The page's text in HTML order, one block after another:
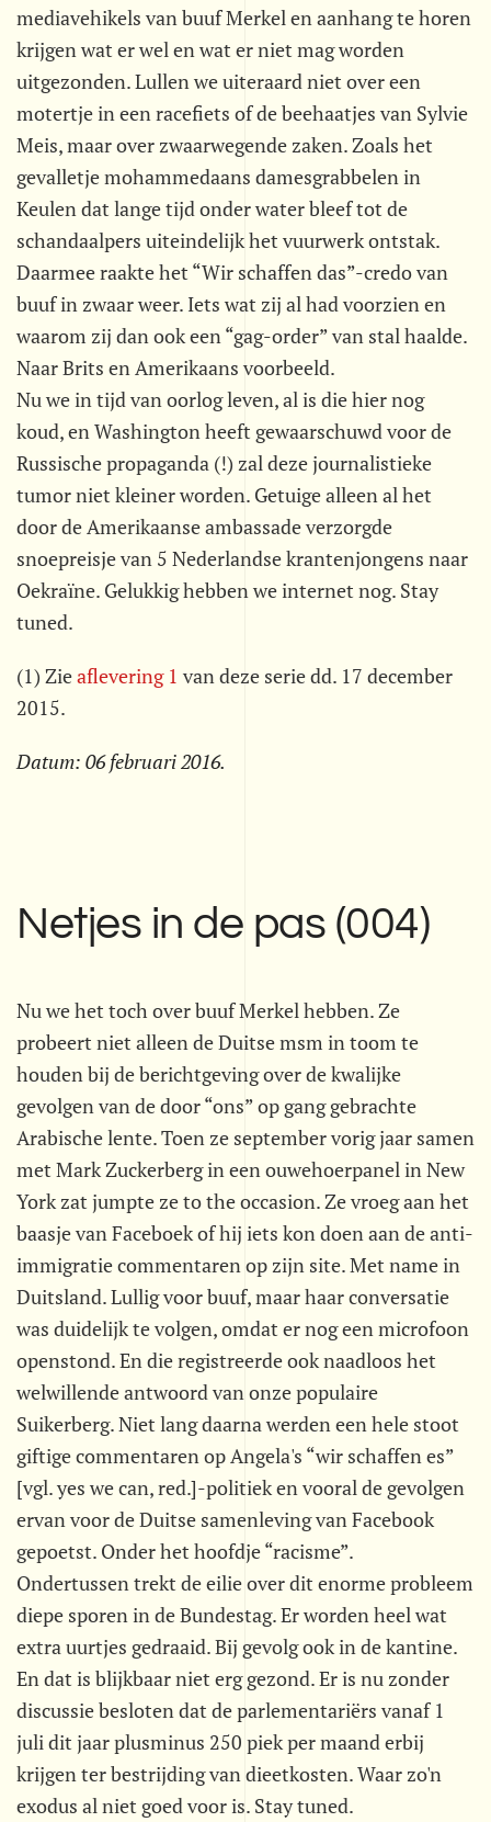
mediavehikels van buuf Merkel en aanhang te horen
krijgen wat er wel en wat er niet mag worden
uitgezonden. Lullen we uiteraard niet over een
motertje in een racefiets of de beehaatjes van Sylvie
Meis, maar over zwaarwegende zaken. Zoals het
gevalletje mohammedaans damesgrabbelen in
Keulen dat lange tijd onder water bleef tot de
schandaalpers uiteindelijk het vuurwerk ontstak.
Daarmee raakte het “Wir schaffen das”-credo van
buuf in zwaar weer. Iets wat zij al had voorzien en
waarom zij dan ook een “gag-order” van stal haalde.
Naar Brits en Amerikaans voorbeeld.
Nu we in tijd van oorlog leven, al is die hier nog
koud, en Washington heeft gewaarschuwd voor de
Russische propaganda (!) zal deze journalistieke
tumor niet kleiner worden. Getuige alleen al het
door de Amerikaanse ambassade verzorgde
snoepreisje van 5 Nederlandse krantenjongens naar
Oekraïne. Gelukkig hebben we internet nog. Stay
tuned.
(1) Zieaflevering 1 van deze serie dd. 17 december
2015.
Datum: 06 februari 2016.
Netjes in de pas (004)
Nu we het toch over buuf Merkel hebben. Ze
probeert niet alleen de Duitse msm in toom te
houden bij de berichtgeving over de kwalijke
gevolgen van de door “ons” op gang gebrachte
Arabische lente. Toen ze september vorig jaar samen
met Mark Zuckerberg in een ouwehoerpanel in New
York zat jumpte ze to the occasion. Ze vroeg aan het
baasje van Faceboek of hij iets kon doen aan de anti-
immigratie commentaren op zijn site. Met name in
Duitsland. Lullig voor buuf, maar haar conversatie
was duidelijk te volgen, omdat er nog een microfoon
openstond. En die registreerde ook naadloos het
welwillende antwoord van onze populaire
Suikerberg. Niet lang daarna werden een hele stoot
giftige commentaren op Angela's “wir schaffen es”
[vgl. yes we can, red.]-politiek en vooral de gevolgen
ervan voor de Duitse samenleving van Facebook
gepoetst. Onder het hoofdje “racisme”.
Ondertussen trekt de eilie over dit enorme probleem
diepe sporen in de Bundestag. Er worden heel wat
extra uurtjes gedraaid. Bij gevolg ook in de kantine.
En dat is blijkbaar niet erg gezond. Er is nu zonder
discussie besloten dat de parlementariërs vanaf 1
juli dit jaar plusminus 250 piek per maand erbij
krijgen ter bestrijding van dieetkosten. Waar zo'n
exodus al niet goed voor is. Stay tuned.